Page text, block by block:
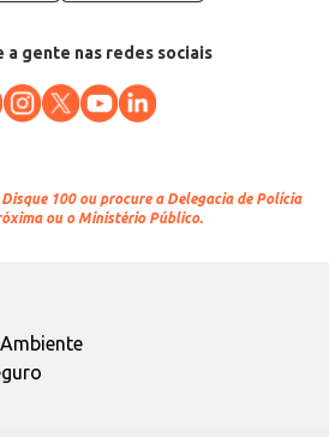
a gente nas redes sociais
Disque 100 ou procure a Delegacia de Polícia
ou o Ministério Público.